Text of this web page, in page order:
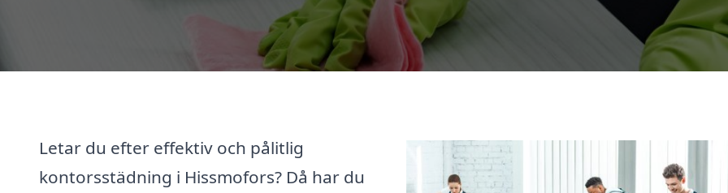
Letar du efter effektiv och pålitlig
kontorsstädning i Hissmofors? Då har du